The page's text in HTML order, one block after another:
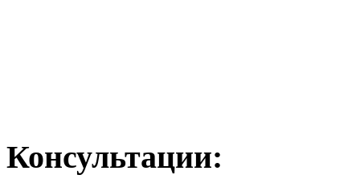
Консультации: